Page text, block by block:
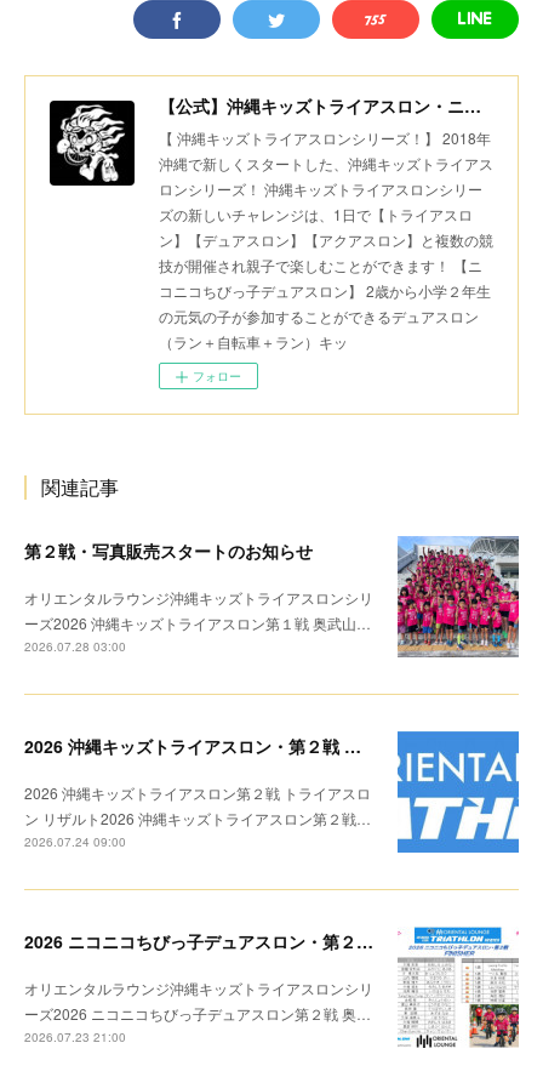
【公式】沖縄キッズトライアスロン・ニコニコちびっ子デュアスロン・美ら島スポーツ
【 沖縄キッズトライアスロンシリーズ！】 2018年
沖縄で新しくスタートした、沖縄キッズトライアス
ロンシリーズ！ 沖縄キッズトライアスロンシリー
ズの新しいチャレンジは、1日で【トライアスロ
ン】【デュアスロン】【アクアスロン】と複数の競
技が開催され親子で楽しむことができます！ 【ニ
コニコちびっ子デュアスロン】 2歳から小学２年生
の元気の子が参加することができるデュアスロン
（ラン＋自転車＋ラン）キッ
フォロー
関連記事
第２戦・写真販売スタートのお知らせ
オリエンタルラウンジ沖縄キッズトライアスロンシリ
ーズ2026 沖縄キッズトライアスロン第１戦 奥武山…
2026.07.28 03:00
2026 沖縄キッズトライアスロン・第２戦 リザルト
2026 沖縄キッズトライアスロン第２戦 トライアスロ
ン リザルト2026 沖縄キッズトライアスロン第２戦…
2026.07.24 09:00
2026 ニコニコちびっ子デュアスロン・第２戦 リザルト
オリエンタルラウンジ沖縄キッズトライアスロンシリ
ーズ2026 ニコニコちびっ子デュアスロン第２戦 奥…
2026.07.23 21:00